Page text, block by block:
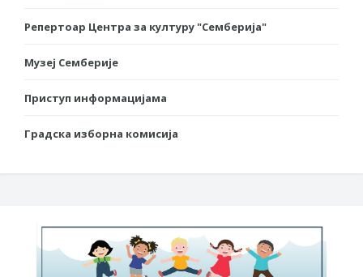
Репертоар Центра за културу "Семберија"
Музеј Семберије
Приступ информацијама
Градска изборна комисија